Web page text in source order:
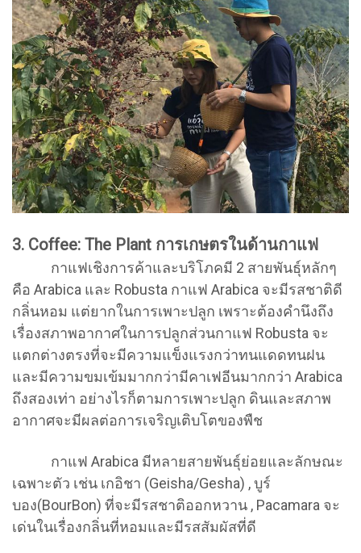
3. Coffee: The Plant การเกษตรในด้านกาแฟ
กาแฟเชิงการค้าและบริโภคมี 2 สายพันธุ์หลักๆ
คือ Arabica และ Robusta กาแฟ Arabica จะมีรสชาติดี
กลิ่นหอม แต่ยากในการเพาะปลูก เพราะต้องคำนึงถึง
เรื่องสภาพอากาศในการปลูกส่วนกาแฟ Robusta จะ
แตกต่างตรงที่จะมีความแข็งแรงกว่าทนแดดทนฝน
และมีความขมเข้มมากกว่ามีคาเฟอีนมากกว่า Arabica
ถึงสองเท่า อย่างไรก็ตามการเพาะปลูก ดินและสภาพ
อากาศจะมีผลต่อการเจริญเติบโตของพืช
กาแฟ Arabica มีหลายสายพันธุ์ย่อยและลักษณะ
เฉพาะตัว เช่น เกอิชา (Geisha/Gesha) , บูร์
บอง(BourBon) ที่จะมีรสชาติออกหวาน , Pacamara จะ
เด่นในเรื่องกลิ่นที่หอมและมีรสสัมผัสที่ดี